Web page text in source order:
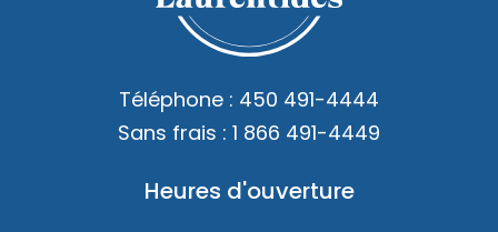
Téléphone : 450 491-4444
Sans frais : 1 866 491-4449
Heures d'ouverture